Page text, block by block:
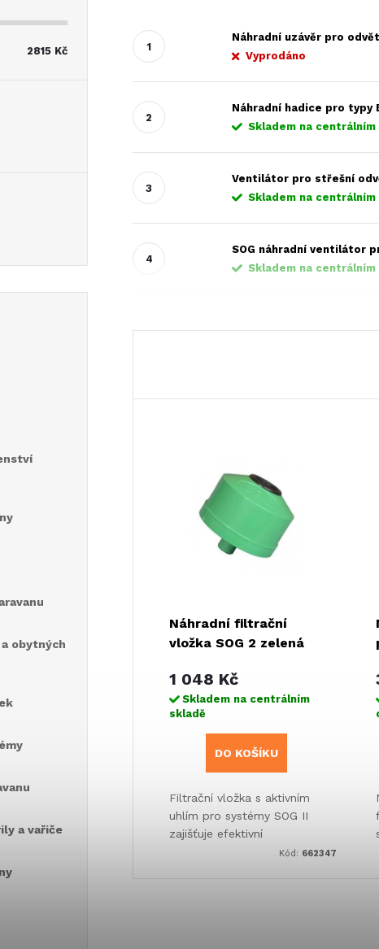
2815 Kč
obytných
a vařiče
Náhradní uzávěr pro
Vyprodáno
Náhradní hadice pro typy
Skladem na centrálním
Ventilátor pro střešní
Skladem na centrálním
SOG náhradní ventilátor
Skladem na centrálním
Náhradní filtrační
vložka SOG 2 zelená
1 048 Kč
Skladem na centrálním
skladě
DO KOŠÍKU
Filtrační vložka s aktivním
uhlím pro systémy SOG II
zajišťuje efektivní
neutralizaci zápachuKód: 662347